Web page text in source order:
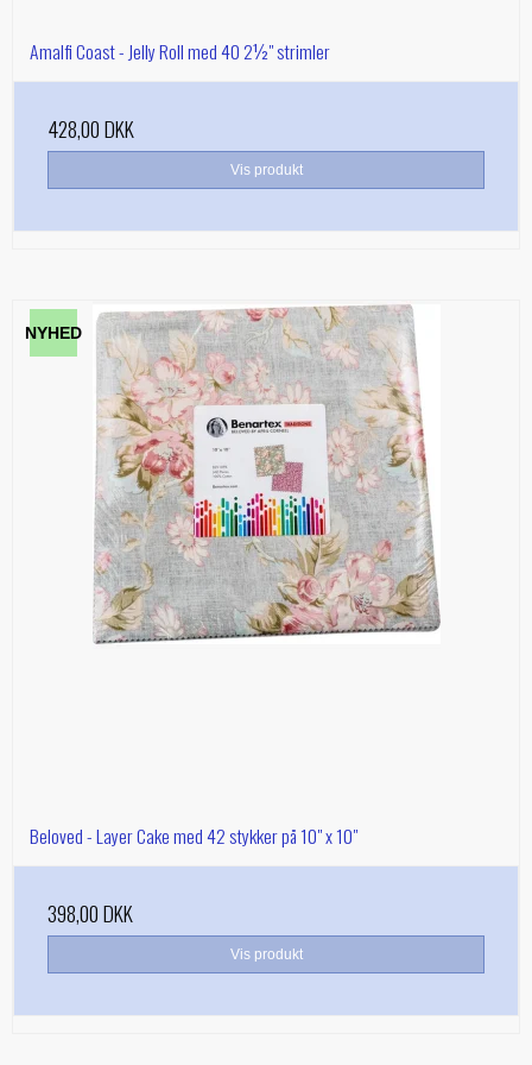
Amalfi Coast - Jelly Roll med 40 2½" strimler
428,00 DKK
Vis produkt
NYHED
Beloved - Layer Cake med 42 stykker på 10" x 10"
398,00 DKK
Vis produkt